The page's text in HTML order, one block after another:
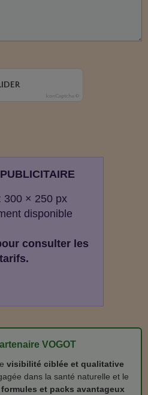
IconCaptcha ©
300 × 250 px
disponible
consulter les
tarifs.
VOGOT
visibilité ciblée et qualitative
dans la santé naturelle et le
formules et packs avantageux